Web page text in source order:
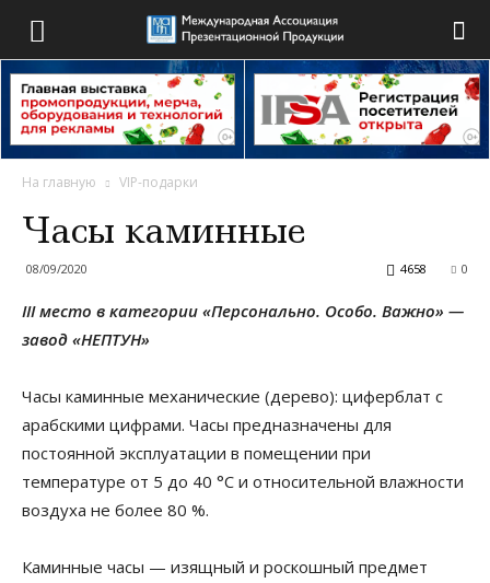
На главную VIP-подарки
Часы каминные
08/09/2020 0
4658
III место в категории «Персонально. Особо. Важно» —
завод «НЕПТУН»
Часы каминные механические (дерево): циферблат с
арабскими цифрами. Часы предназначены для
постоянной эксплуатации в помещении при
температуре от 5 до 40 °С и относительной влажности
воздуха не более 80 %.
Каминные часы — изящный и роскошный предмет